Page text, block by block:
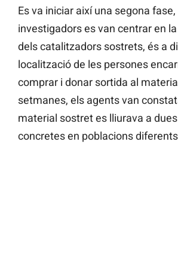
Es va iniciar així una segona
investigadors es van centrar en
dels catalitzadors sostrets, és a
localització de les persones
comprar i donar sortida al
setmanes, els agents van
material sostret es lliurava a
concretes en poblacions